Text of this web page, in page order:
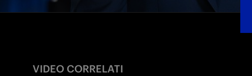
VIDEO CORRELATI